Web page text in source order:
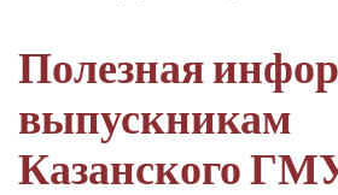
Полезная
выпускникам
Казанского